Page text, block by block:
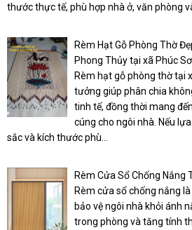
thước thực tế, phù hợp nhà ở, văn phòng
Rèm Hạt Gỗ Phòng Thờ
Phong Thủy tại xã Phúc
Rèm hạt gỗ phòng thờ tại
tưởng giúp phân chia
tinh tế, đồng thời mang
cúng cho ngôi nhà. Nếu
sắc và kích thước phù...
Rèm Cửa Sổ Chống Nắng
Rèm cửa sổ chống nắng
bảo vệ ngôi nhà khỏi ánh
trong phòng và tăng tính